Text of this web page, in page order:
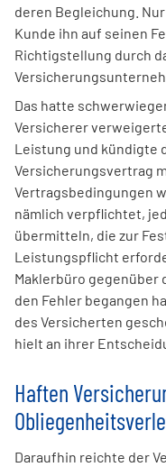
deren Begleichung.
Kunde ihn auf seinen
Richtigstellung durch
Das hatte
Versicherer
Leistung und kündigte
Versicherungsvertrag
Vertragsbedingungen
nämlich verpflichtet,
übermitteln, die zur
Leistungspflicht
Maklerbüro gegenüber
den Fehler begangen
des Versicherten
hielt an ihrer
Haften
Daraufhin reichte der